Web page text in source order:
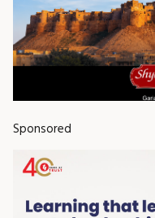
Sponsored